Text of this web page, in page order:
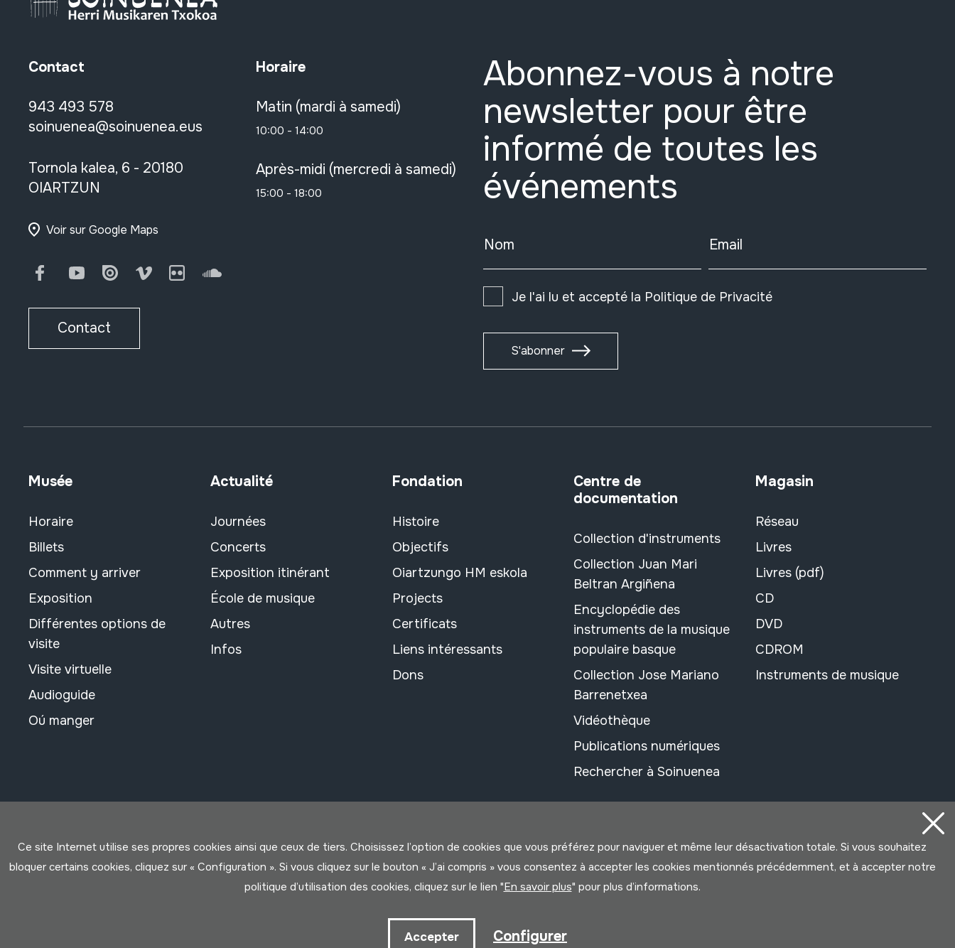
Contact
943 493 578
soinuenea@soinuenea.eus
Tornola kalea, 6 - 20180
OIARTZUN
Voir sur Google Maps
FacebookYoutubeIssuu Vimeo FlickrSoundCloud
Contact
Horaire
Matin (mardi à samedi)
10:00 - 14:00
Après-midi (mercredi à samedi)
15:00 - 18:00
Abonnez-vous à notre
newsletter pour être
informé de toutes les
événements
Nom Email
Je l'ai lu et accepté la Politique de Privacité
S'abonner
Musée
Horaire
Billets
Comment y arriver
Exposition
Différentes options de
visite
Visite virtuelle
Audioguide
Oú manger
Actualité
Journées
Concerts
Exposition itinérant
École de musique
Autres
Infos
Fondation
Histoire
Objectifs
Oiartzungo HM eskola
Projects
Certificats
Liens intéressants
Dons
Centre de
documentation
Collection d'instruments
Collection Juan Mari
Beltran Argiñena
Encyclopédie des
instruments de la musique
populaire basque
Collection Jose Mariano
Barrenetxea
Vidéothèque
Publications numériques
Rechercher à Soinuenea
Magasin
Réseau
Livres
Livres (pdf)
CD
DVD
CDROM
Instruments de musique
Ce site Internet utilise ses propres cookies ainsi que ceux de tiers. Choisissez l’option de cookies que vous préférez pour naviguer et même leur désactivation totale. Si vous souhaitez
bloquer certains cookies, cliquez sur « Configuration ». Si vous cliquez sur le bouton « J’ai compris » vous consentez à accepter les cookies mentionnés précédemment, et à accepter notre
politique d’utilisation des cookies, cliquez sur le lien "En savoir plus" pour plus d’informations.
Accepter Configurer